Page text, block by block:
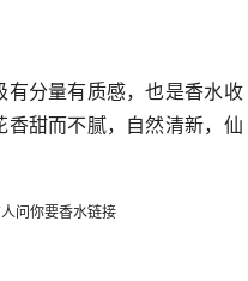
分量有质感，也是香水收
甜而不腻，自然清新，仙